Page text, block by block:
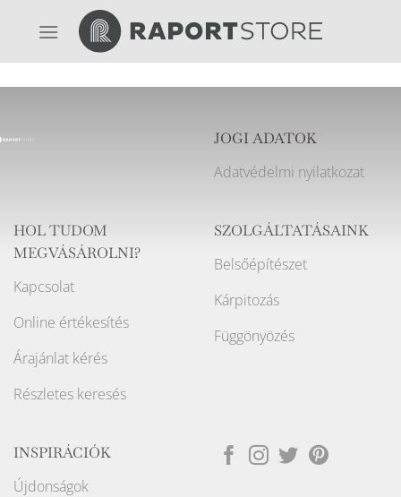
JOGI ADATOK
Adatvédelmi nyilatkozat
HOL TUDOM
MEGVÁSÁROLNI?
Kapcsolat
Online értékesítés
Árajánlat kérés
Részletes keresés
SZOLGÁLTATÁSAINK
Belsőépítészet
Kárpitozás
Függönyözés
INSPIRÁCIÓK
Újdonságok